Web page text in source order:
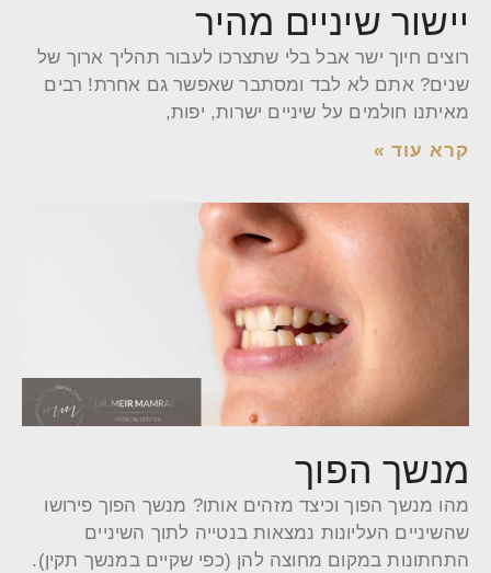
יישור שיניים מהיר
רוצים חיוך ישר אבל בלי שתצרכו לעבור תהליך ארוך של
שנים? אתם לא לבד ומסתבר שאפשר גם אחרת! רבים
מאיתנו חולמים על שיניים ישרות, יפות,
קרא עוד »
מנשך הפוך
מהו מנשך הפוך וכיצד מזהים אותו? מנשך הפוך פירושו
שהשיניים העליונות נמצאות בנטייה לתוך השיניים
התחתונות במקום מחוצה להן (כפי שקיים במנשך תקין).